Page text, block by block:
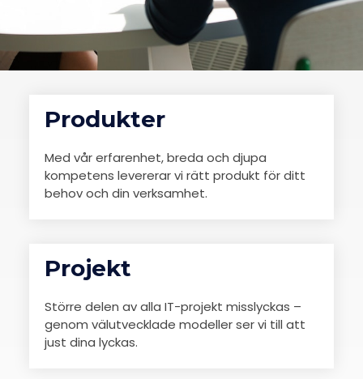
Produkter
Med vår erfarenhet, breda och djupa
kompetens levererar vi rätt produkt för ditt
behov och din verksamhet.
Projekt
Större delen av alla IT-projekt misslyckas –
genom välutvecklade modeller ser vi till att
just dina lyckas.